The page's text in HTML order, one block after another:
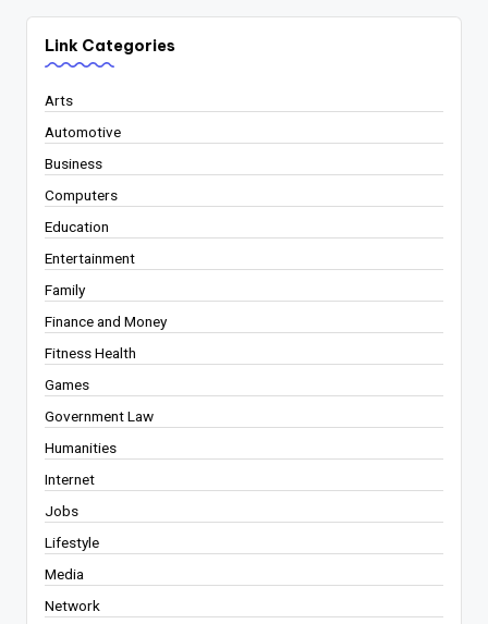
Link Categories
Arts
Automotive
Business
Computers
Education
Entertainment
Family
Finance and Money
Fitness Health
Games
Government Law
Humanities
Internet
Jobs
Lifestyle
Media
Network